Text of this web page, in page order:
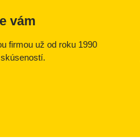
vám
firmou už od roku 1990